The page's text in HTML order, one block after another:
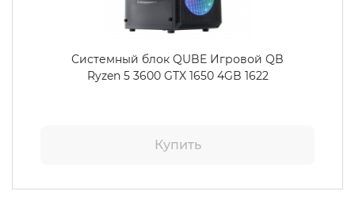
Системный блок QUBE Игровой QB
Ryzen 5 3600 GTX 1650 4GB 1622
Купить